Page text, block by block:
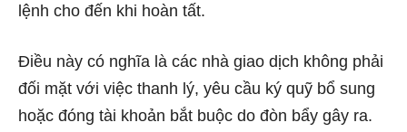
lệnh cho đến khi hoàn tất.
Điều này có nghĩa là các nhà giao dịch không phải
đối mặt với việc thanh lý, yêu cầu ký quỹ bổ sung
hoặc đóng tài khoản bắt buộc do đòn bẩy gây ra.